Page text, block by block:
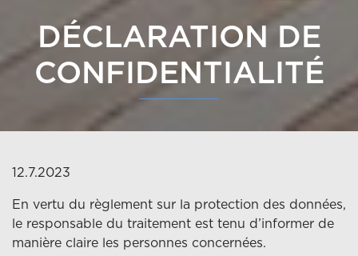
DÉCLARATION DE
CONFIDENTIALITÉ
12.7.2023
En vertu du règlement sur la protection des données,
le responsable du traitement est tenu d’informer de
manière claire les personnes concernées.